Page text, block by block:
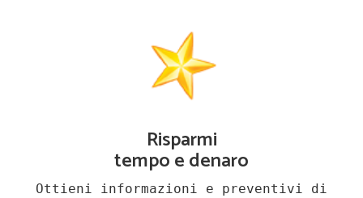
Risparmi
tempo e denaro
Ottieni informazioni e preventivi di